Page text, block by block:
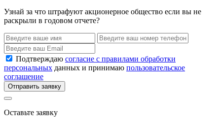
Узнай за что штрафуют акционерное общество если вы не
раскрыли в годовом отчете?
Подтверждаю согласие с правилами обработки
персональных данных и принимаю пользовательское
соглашение
Отправить заявку
Оставьте заявку